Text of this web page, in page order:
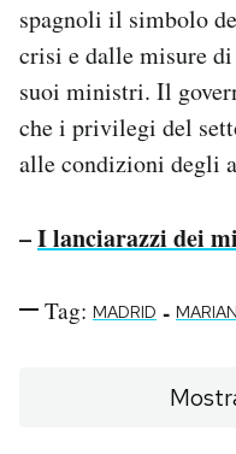
spagnoli il simbolo
crisi e dalle misure
suoi ministri. Il
che i privilegi del
alle condizioni degli
–I lanciarazzi dei
Tag: MADRID -